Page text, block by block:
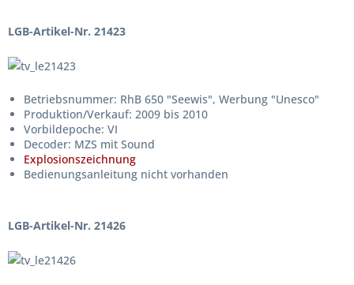
LGB-Artikel-Nr. 21423
Betriebsnummer: RhB 650 "Seewis", Werbung "Unesco"
Produktion/Verkauf: 2009 bis 2010
Vorbildepoche: VI
Decoder: MZS mit Sound
Explosionszeichnung
Bedienungsanleitung nicht vorhanden
LGB-Artikel-Nr. 21426